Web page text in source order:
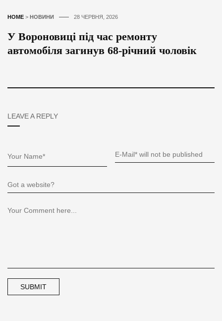
HOME > НОВИНИ 28 ЧЕРВНЯ, 2026
У Вороновиці під час ремонту
автомобіля загинув 68-річний чоловік
LEAVE A REPLY